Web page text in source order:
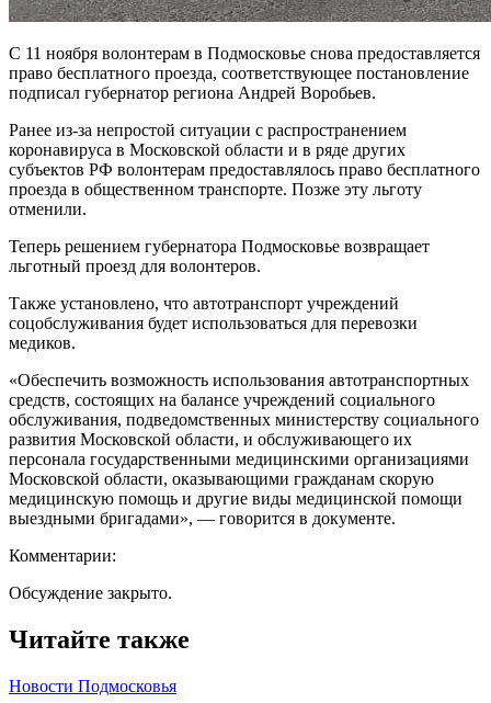
С 11 ноября волонтерам в Подмосковье снова предоставляется
право бесплатного проезда, соответствующее постановление
подписал губернатор региона Андрей Воробьев.
Ранее из-за непростой ситуации с распространением
коронавируса в Московской области и в ряде других
субъектов РФ волонтерам предоставлялось право бесплатного
проезда в общественном транспорте. Позже эту льготу
отменили.
Теперь решением губернатора Подмосковье возвращает
льготный проезд для волонтеров.
Также установлено, что автотранспорт учреждений
соцобслуживания будет использоваться для перевозки
медиков.
«Обеспечить возможность использования автотранспортных
средств, состоящих на балансе учреждений социального
обслуживания, подведомственных министерству социального
развития Московской области, и обслуживающего их
персонала государственными медицинскими организациями
Московской области, оказывающими гражданам скорую
медицинскую помощь и другие виды медицинской помощи
выездными бригадами», — говорится в документе.
Комментарии:
Обсуждение закрыто.
Читайте также
Новости Подмосковья